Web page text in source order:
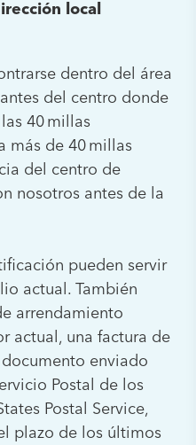
local
dentro del área
del centro donde
40 millas
más de 40 millas
del centro de
nosotros antes de la
pueden servir
actual. También
arrendamiento
actual, una factura de
enviado
Postal de los
Postal Service,
plazo de los últimos